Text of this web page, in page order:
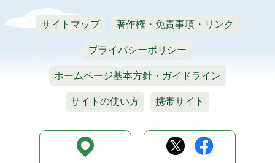
サイトマップ 著作権・免責事項・リンク
プライバシーポリシー
ホームページ基本方針・ガイドライン
サイトの使い方 携帯サイト